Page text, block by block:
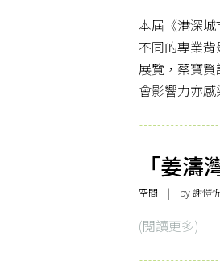
本屆《港深
不同的專業
展覽，蔡寶
會影響力亦感
「姜
空間 | by 謝愷
(閱讀更多)